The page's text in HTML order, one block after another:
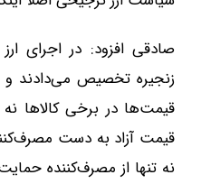
صادقی افزود: در اجرای
زنجیره تخصیص می‌دادند
قیمت‌ها در برخی کالاها
قیمت آزاد به دست
نه تنها از مصرف‌کننده